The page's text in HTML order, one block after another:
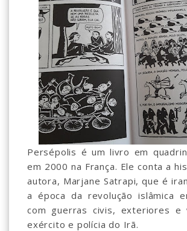
Persépolis é um livro em
em 2000 na França. Ele conta a
autora, Marjane Satrapi, que é
a época da revolução islâmica
com guerras civis, exteriores e
exército e polícia do Irã.